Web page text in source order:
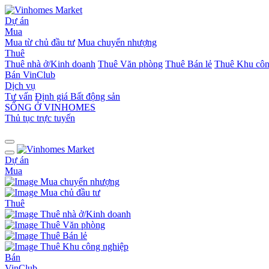
Dự án
Mua
Mua từ chủ đầu tư Mua chuyển nhượng
Thuê
Thuê nhà ở/Kinh doanh Thuê Văn phòng Thuê Bán lẻ Thuê Khu
Bán VinClub
Dịch vụ
Tư vấn Định giá Bất động sản
SỐNG Ở VINHOMES
Thủ tục trực tuyến
Dự án
Mua
Mua chuyển nhượng
Mua chủ đầu tư
Thuê
Thuê nhà ở/Kinh doanh
Thuê Văn phòng
Thuê Bán lẻ
Thuê Khu công nghiệp
Bán